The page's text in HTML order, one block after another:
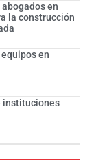
abogados en
la construcción
en
instituciones